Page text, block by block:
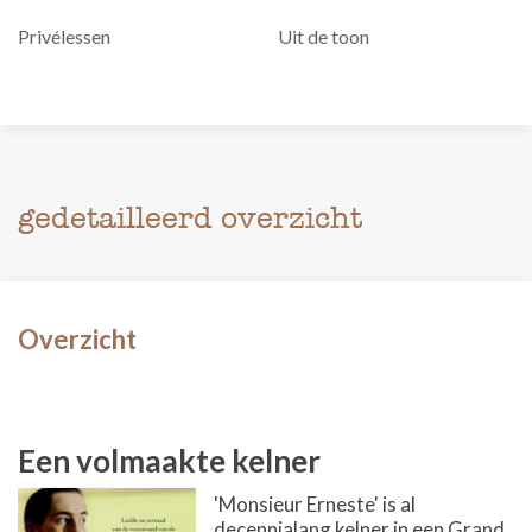
Privélessen Uit de toon
gedetailleerd overzicht
Overzicht
Een volmaakte kelner
'Monsieur Erneste' is al